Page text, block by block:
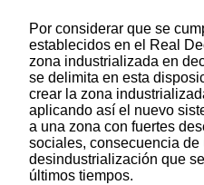
Por considerar que se
establecidos en el Real
zona industrializada en
se delimita en esta
crear la zona
aplicando así el nuevo
a una zona con fuertes
sociales, consecuencia de
desindustrialización que
últimos tiempos.